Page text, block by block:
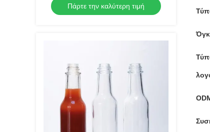
Πάρτε την καλύτερη τιμή